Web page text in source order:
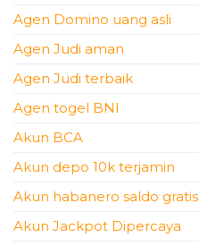
Agen Domino uang asli
Agen Judi aman
Agen Judi terbaik
Agen togel BNI
Akun BCA
Akun depo 10k terjamin
Akun habanero saldo gratis
Akun Jackpot Dipercaya